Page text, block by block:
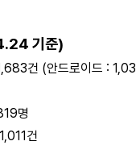
기준)
건 (안드로이드 :
명
건